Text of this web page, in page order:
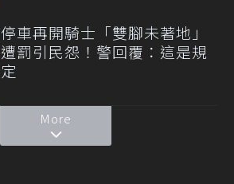
停車再開騎士「雙腳未著地」
遭罰引民怨！警回覆：這是規
定
More